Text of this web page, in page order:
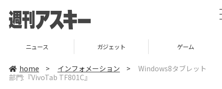
ニュース ガジェット ゲーム
home > インフォメーション >
Windows8タブレット
部門:『VivoTab TF801C』